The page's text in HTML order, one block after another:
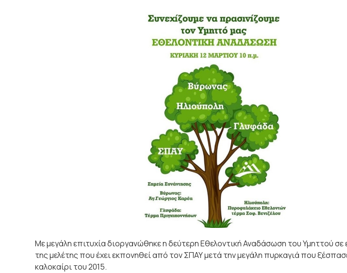
Με μεγάλη επιτυχία διοργανώθηκε η δεύτερη Εθελοντική Αναδάσωση του Υμηττού
της μελέτης που έχει εκπονηθεί από τον ΣΠΑΥ μετά την μεγάλη πυρκαγιά που
καλοκαίρι του 2015.